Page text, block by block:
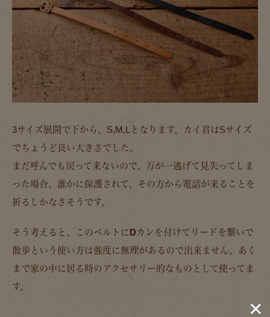
3サイズ展開で下から、S,M,Lとなります。カイ君はSサイズ
でちょうど良い大きさでした。
まだ呼んでも戻って来ないので、万が一逃げて見失ってしま
った場合、誰かに保護されて、その方から電話が来ることを
祈るしかなさそうです。
そう考えると、このベルトにDカンを付けてリードを繋いで
散歩という使い方は強度に無理があるので出来ません。あく
まで家の中に居る時のアクセサリー的なものとして使ってま
す。